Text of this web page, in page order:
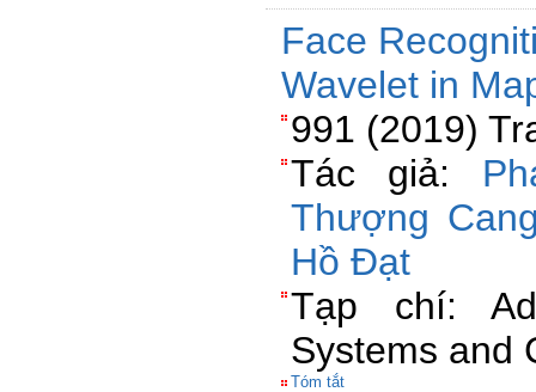
Face
Wavelet in
991 (2019)
Tác giả:
Thượng
Hồ Đạt
Tạp chí:
Systems and
Tóm tắt